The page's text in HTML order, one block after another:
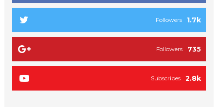
1.7k
Followers
735
Followers
2.8k
Subscribes